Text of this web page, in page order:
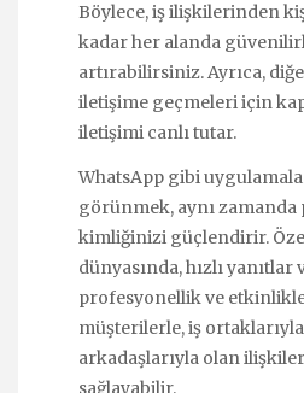
Böylece, iş ilişkilerinden
kadar her alanda
artırabilirsiniz. Ayrıca,
iletişime geçmeleri için
iletişimi canlı tutar.
WhatsApp gibi
görünmek, aynı
kimliğinizi güçlendirir.
dünyasında, hızlı
profesyonellik ve
müşterilerle, iş ortaklarıyla
arkadaşlarıyla olan
sağlayabilir.